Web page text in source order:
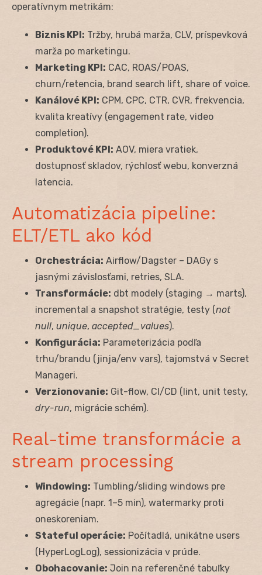
operatívnym metrikám:
Biznis KPI: Tržby, hrubá marža, CLV, príspevková
marža po marketingu.
Marketing KPI: CAC, ROAS/POAS,
churn/retencia, brand search lift, share of voice.
Kanálové KPI: CPM, CPC, CTR, CVR, frekvencia,
kvalita kreatívy (engagement rate, video
completion).
Produktové KPI: AOV, miera vratiek,
dostupnosť skladov, rýchlosť webu, konverzná
latencia.
Automatizácia pipeline:
ELT/ETL ako kód
Orchestrácia: Airflow/Dagster – DAGy s
jasnými závislosťami, retries, SLA.
Transformácie: dbt modely (staging → marts),
incremental a snapshot stratégie, testy (not
null, unique, accepted_values).
Konfigurácia: Parameterizácia podľa
trhu/brandu (jinja/env vars), tajomstvá v Secret
Manageri.
Verzionovanie: Git-flow, CI/CD (lint, unit testy,
dry-run, migrácie schém).
Real-time transformácie a
stream processing
Windowing: Tumbling/sliding windows pre
agregácie (napr. 1–5 min), watermarky proti
oneskoreniam.
Stateful operácie: Počítadlá, unikátne users
(HyperLogLog), sessionizácia v prúde.
Obohacovanie: Join na referenčné tabuľky